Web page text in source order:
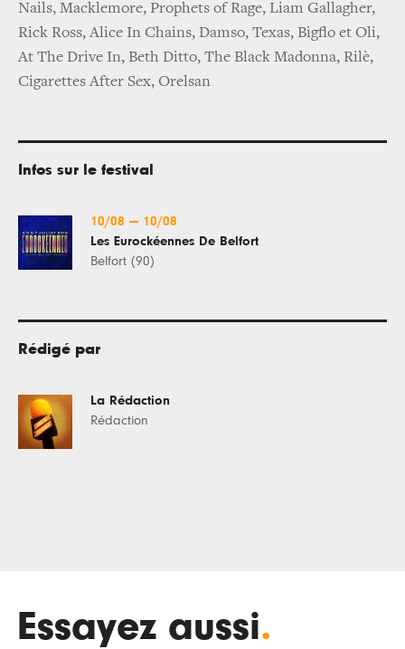
Nails, Macklemore, Prophets of Rage, Liam Gallagher,
Rick Ross, Alice In Chains, Damso, Texas, Bigflo et Oli,
At The Drive In, Beth Ditto, The Black Madonna, Rilè,
Cigarettes After Sex, Orelsan
Infos sur le festival
10/08 — 10/08
Les Eurockéennes De Belfort
Belfort (90)
Rédigé par
La Rédaction
Rédaction
Essayez aussi.